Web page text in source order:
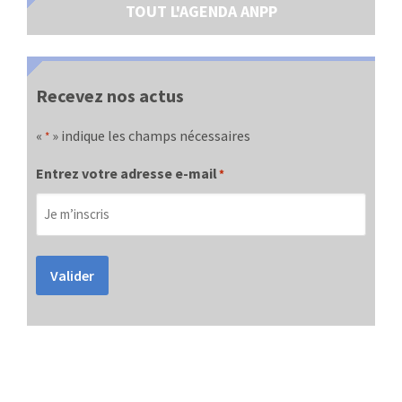
TOUT L'AGENDA ANPP
Recevez nos actus
« * » indique les champs nécessaires
Entrez votre adresse e-mail*
Valider